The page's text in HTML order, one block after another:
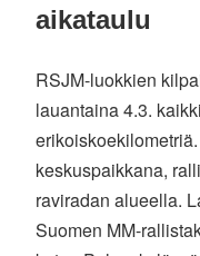
aikataulu
RSJM-luokkien
lauantaina 4.3.
keskuspaikkana,
raviradan alueella.
Suomen MM-